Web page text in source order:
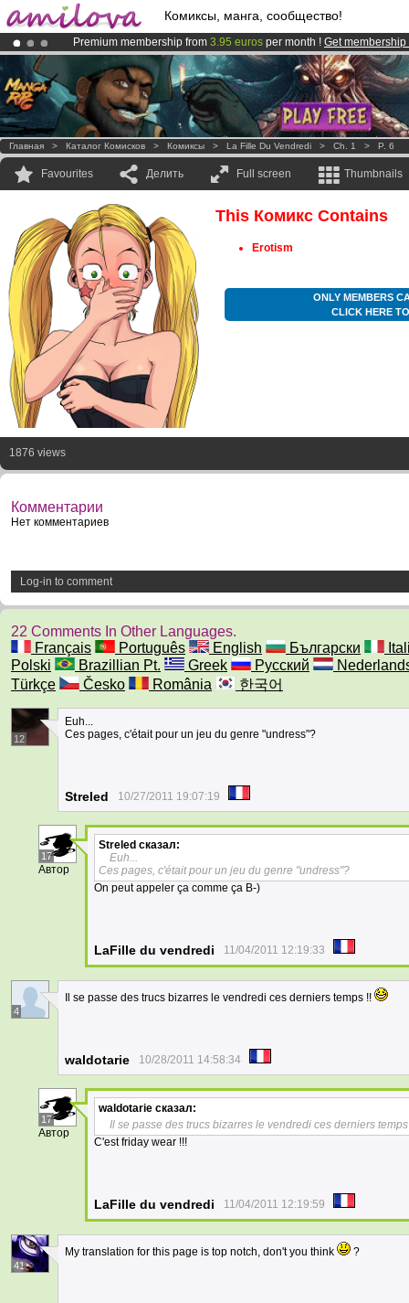
Комиксы, манга, сообщество!
Premium membership from 3.95 euros per month ! Get membership
AmilovaKickstarter is now LIVE!.
Already 100000membersand 1000 comics & mangas!.
Главная > Каталог Комисков > Комиксы > La Fille Du Vendredi > Ch. 1 > P. 6
Favourites Делить Full screen Thumbnails
This Комикс Contains
Erotism
ONLY MEMBERS
CLICK HERE
1876 views
Комментарии
Нет комментариев
Log-in to comment
22 Comments In Other Languages.
Français
Português English Български
Polski
Brazillian Pt. Greek Русский
Türkçe
Česko România 한국어
12
Euh...
Ces pages, c'était pour un jeu du genre "undress"?
Streled 10/27/2011 19:07:19
17
Автор
Streled сказал:
Euh...
Ces pages, c'était pour un jeu du genre "undress"?
On peut appeler ça comme ça B-)
LaFille du vendredi 11/04/2011 12:19:33
4
Il se passe des trucs bizarres le vendredi ces derniers temps !!
waldotarie 10/28/2011 14:58:34
17
Автор
waldotarie сказал:
Il se passe des trucs bizarres le vendredi ces derniers
C'est friday wear !!!
LaFille du vendredi 11/04/2011 12:19:59
41
My translation for this page is top notch, don't you think ?